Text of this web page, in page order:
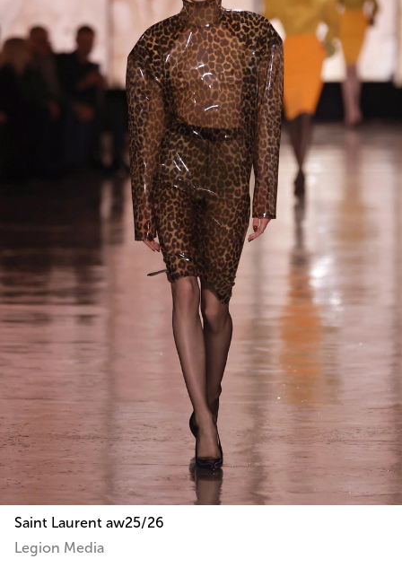
Saint Laurent aw25/26
Legion Media